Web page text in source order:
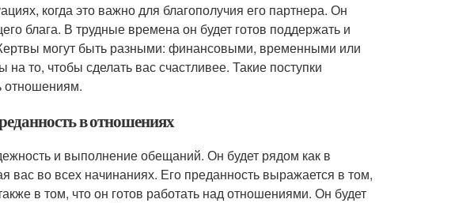
когда это важно для благополучия его партнера. Он
блага. В трудные времена он будет готов поддержать и
могут быть разными: финансовыми, временными или
то, чтобы сделать вас счастливее. Такие поступки
отношениям.
в отношениях
и выполнение обещаний. Он будет рядом как в
во всех начинаниях. Его преданность выражается в том,
в том, что он готов работать над отношениями. Он будет